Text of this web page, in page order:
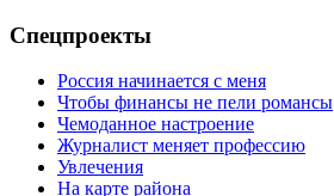
Спецпроекты
Россия начинается с меня
Чтобы финансы не пели романсы
Чемоданное настроение
Журналист меняет профессию
Увлечения
На карте района